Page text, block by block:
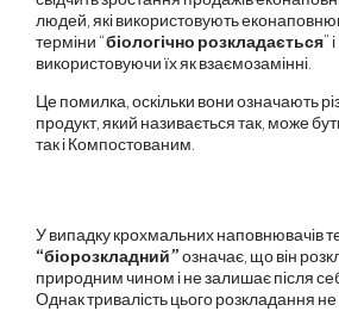
людей, які використовують
терміни “біологічно розкладається”
використовуючи їх як взаємозамінні.
Це помилка, оскільки вони означають
продукт, який називається так, може
так і Компостованим.
У випадку крохмальних наповнювачів
“біорозкладний”означає, що він
природним чином і не залишає після
Однак тривалість цього розкладання не